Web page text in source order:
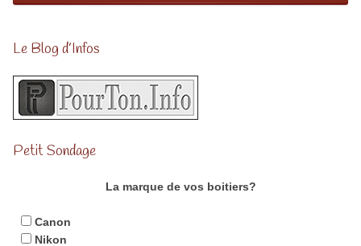
Le Blog d’Infos
Petit Sondage
La marque de vos boitiers?
Canon
Nikon